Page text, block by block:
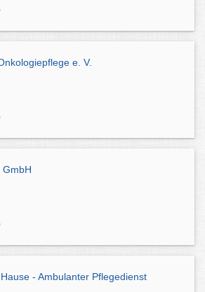
e. V.
GmbH
- Ambulanter Pflegedienst